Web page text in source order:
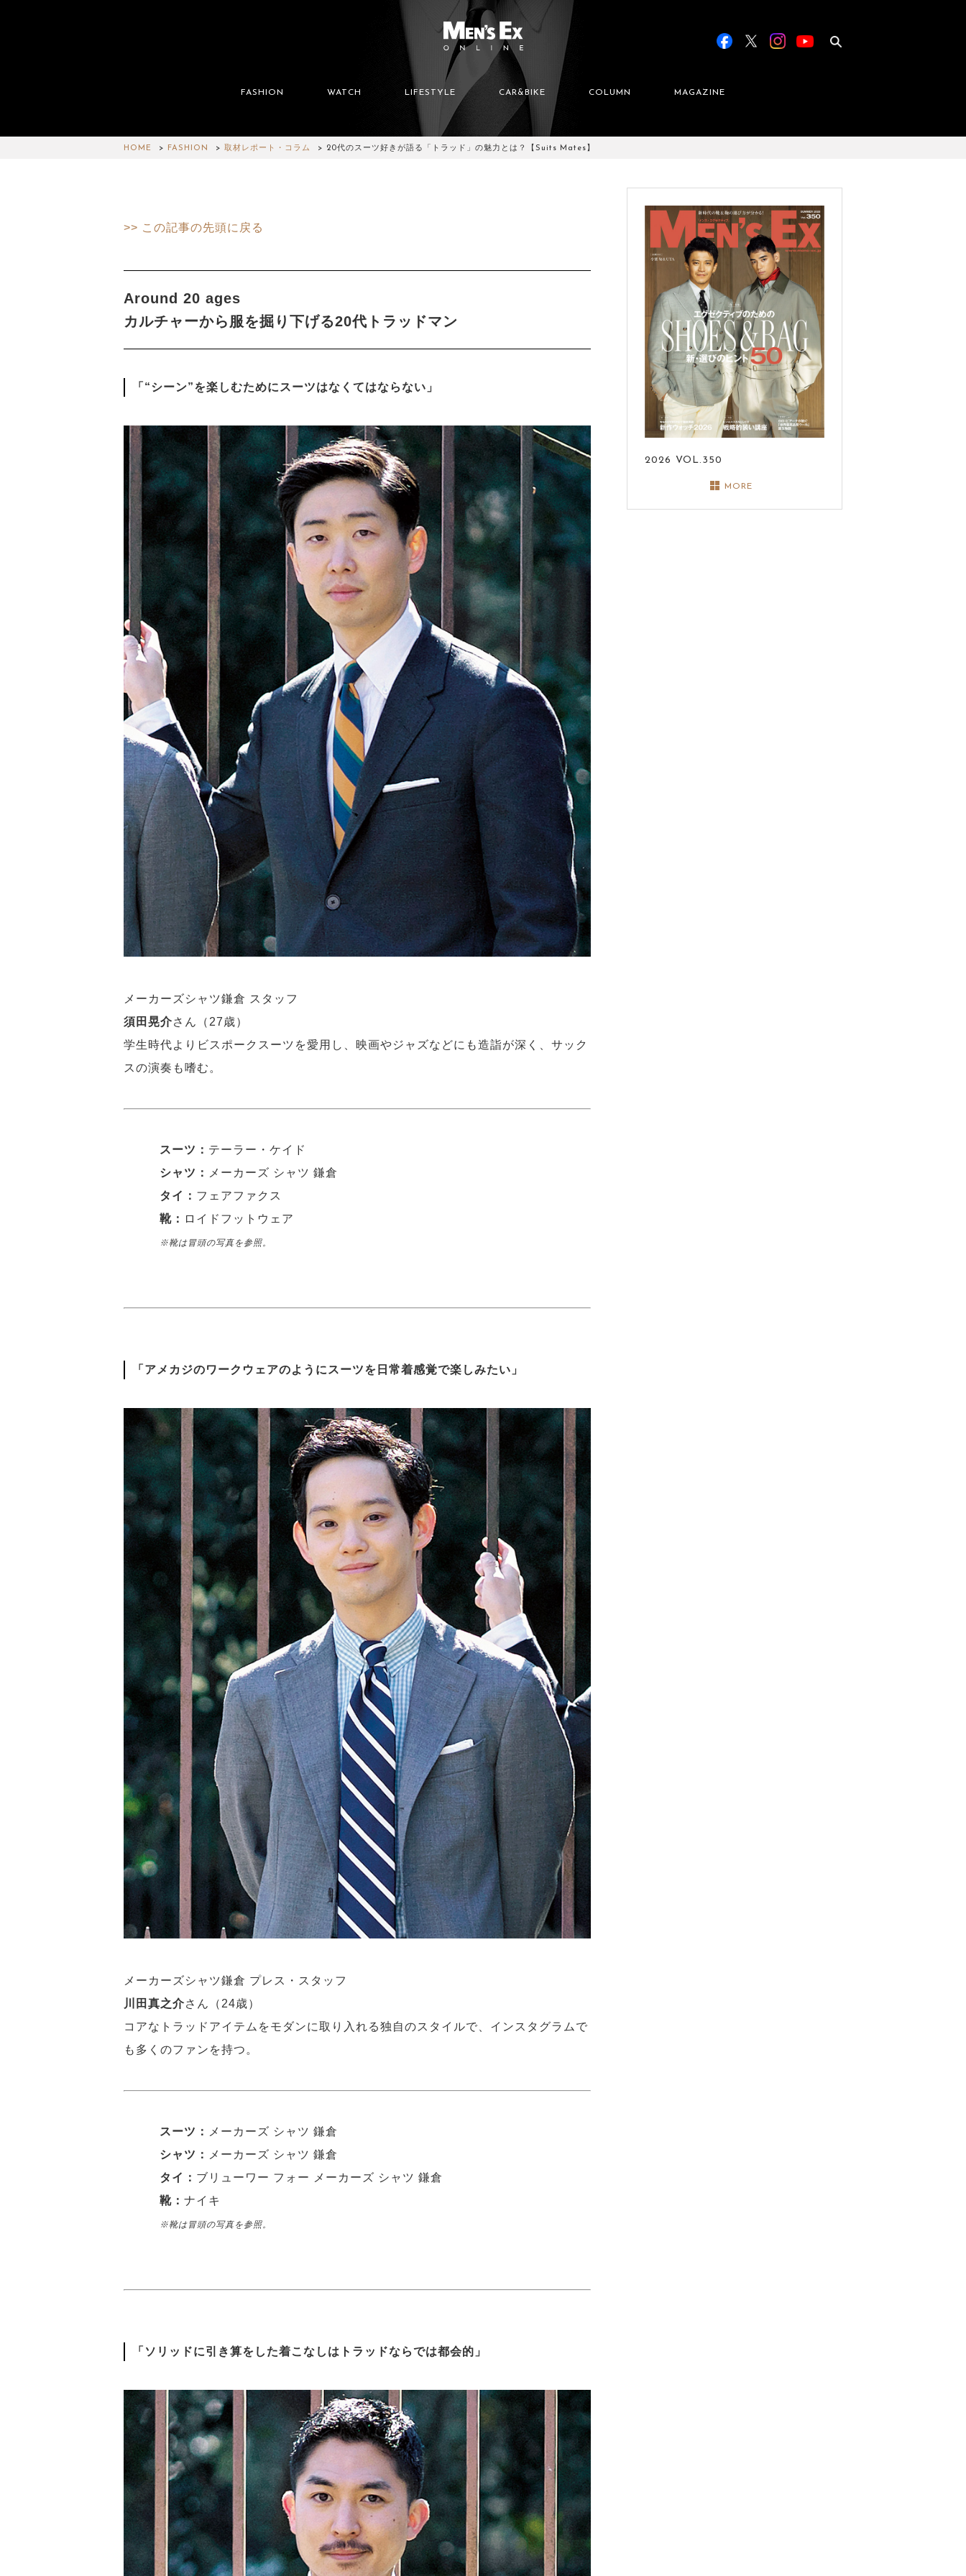
FASHION WATCH LIFESTYLE CAR&BIKE COLUMN MAGAZINE
HOME FASHION 取材レポート・コラム 20代のスーツ好きが語る「トラッド」の魅力とは？【Suits Mates】
>> この記事の先頭に戻る
Around 20 ages
カルチャーから服を掘り下げる20代トラッドマン
「“シーン”を楽しむためにスーツはなくてはならない」
メーカーズシャツ鎌倉 スタッフ
須田晃介さん（27歳）
学生時代よりビスポークスーツを愛用し、映画やジャズなどにも造詣が深く、サック
スの演奏も嗜む。
スーツ： テーラー・ケイド
シャツ：
メーカーズ シャツ 鎌倉
タイ： フェアファクス
靴： ロイドフットウェア
※靴は冒頭の写真を参照。
「アメカジのワークウェアのようにスーツを日常着感覚で楽しみたい」
メーカーズシャツ鎌倉 プレス・スタッフ
川田真之介さん（24歳）
コアなトラッドアイテムをモダンに取り入れる独自のスタイルで、インスタグラムで
も多くのファンを持つ。
スーツ：
メーカーズ シャツ 鎌倉
シャツ：
メーカーズ シャツ 鎌倉
タイ： ブリューワー フォー メーカーズ シャツ 鎌倉
靴： ナイキ
※靴は冒頭の写真を参照。
「ソリッドに引き算をした着こなしはトラッドならでは都会的」
2026 VOL.350
MORE